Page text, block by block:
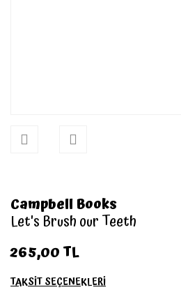
Campbell Books
Let's Brush our Teeth
265,00 TL
TAKSİT SEÇENEKLERİ